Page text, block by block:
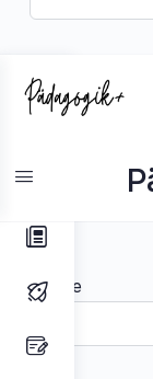
Toggle
Side
Hast du
Anrede